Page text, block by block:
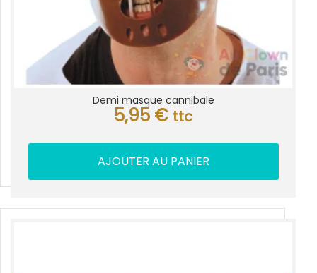
Demi masque cannibale
5,95 € ttc
AJOUTER AU PANIER